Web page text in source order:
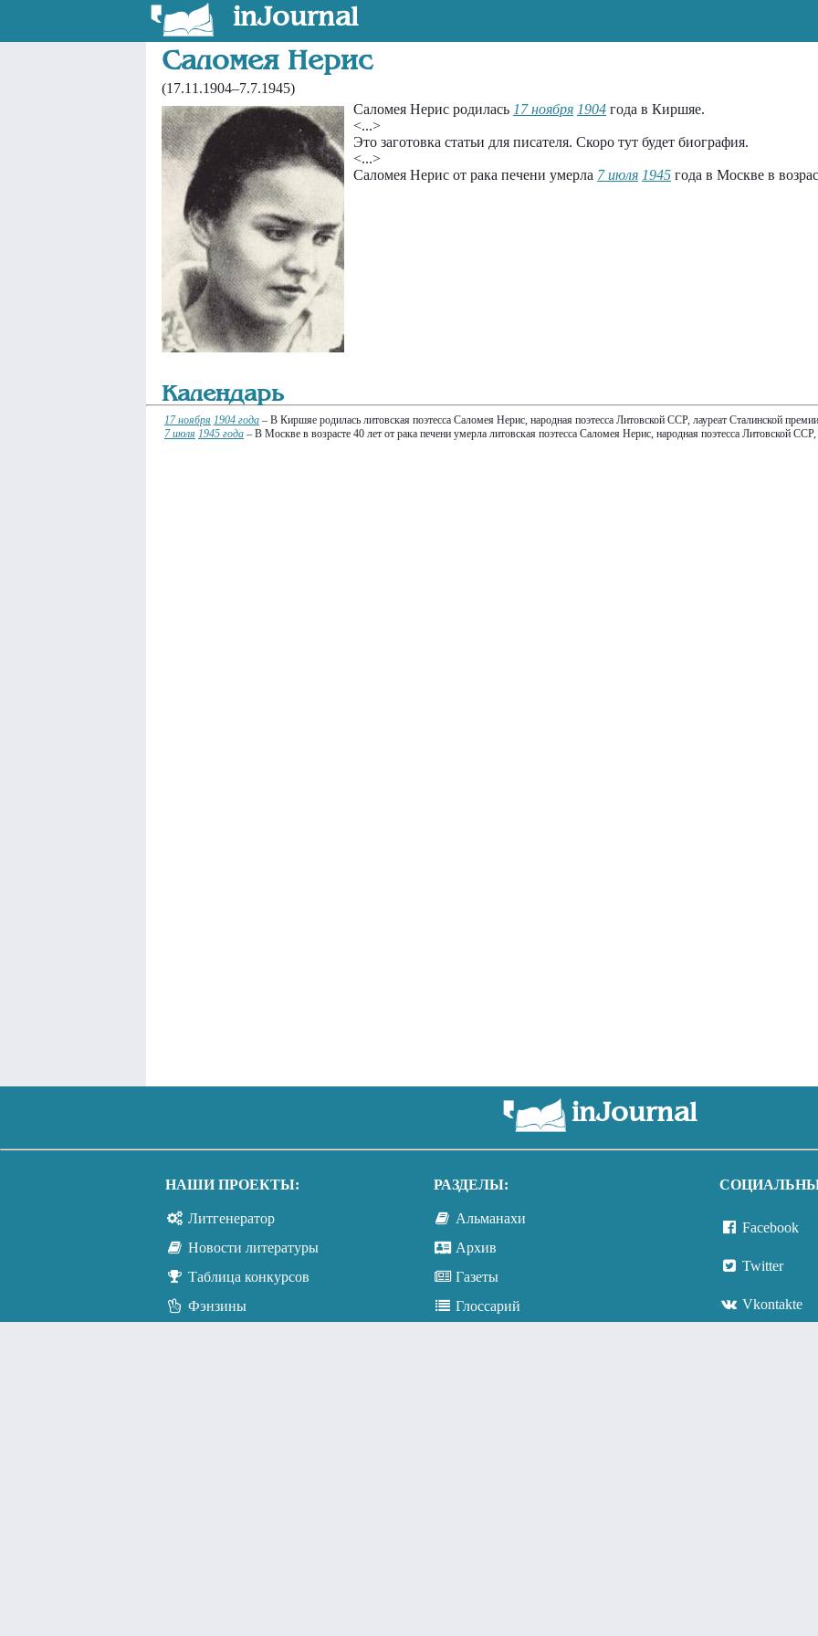
inJournal
Саломея Нерис
(17.11.1904–7.7.1945)
Саломея Нерис родилась 17 ноября 1904 года в Киршяе.
<...>
Это заготовка статьи для писателя. Скоро тут будет биография.
<...>
Саломея Нерис от рака печени умерла 7 июля 1945 года в Москве в
Календарь
17 ноября 1904 года – В Киршяе родилась литовская поэтесса Саломея Нерис, народная поэтесса Литовской ССР, лауреат Сталинской
7 июля 1945 года – В Москве в возрасте 40 лет от рака печени умерла литовская поэтесса Саломея Нерис, народная поэтесса Литовской
inJournal
Facebook
Twitter
Vkontakte
НАШИ ПРОЕКТЫ:
Литгенератор
Новости литературы
Таблица конкурсов
Фэнзины
РАЗДЕЛЫ:
Альманахи
Архив
Газеты
Глоссарий